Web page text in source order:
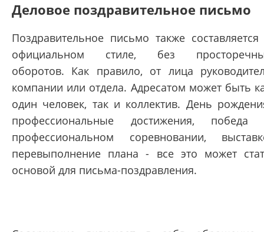
Деловое поздравительное письмо
Поздравительное письмо также
официальном стиле, без
оборотов. Как правило, от лица
компании или отдела. Адресатом может быть
один человек, так и коллектив. День
профессиональные достижения, победа
профессиональном соревновании,
перевыполнение плана - все это может
основой для письма-поздравления.